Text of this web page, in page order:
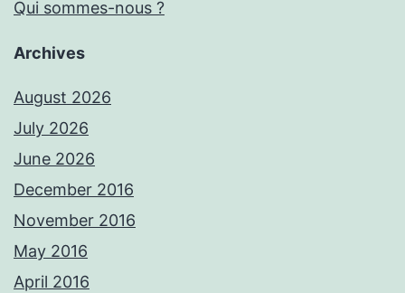
Qui sommes-nous ?
Archives
August 2026
July 2026
June 2026
December 2016
November 2016
May 2016
April 2016